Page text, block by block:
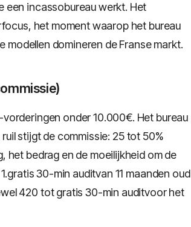
een incassobureau werkt. Het
het moment waarop het bureau
modellen domineren de Franse markt.
onder 10.000€. Het bureau
stijgt de commissie: 25 tot 50%
het bedrag en de moeilijkheid om de
30-min auditvan 11 maanden oud
420 tot gratis 30-min auditvoor het